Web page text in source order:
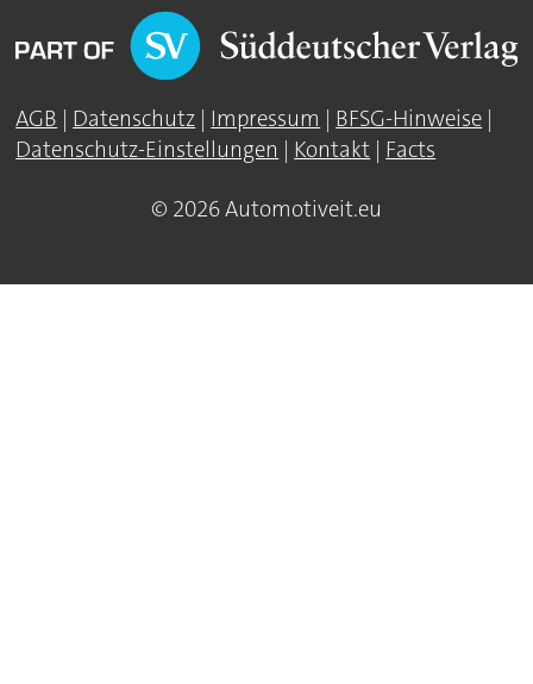
AGB | Datenschutz | Impressum | BFSG-Hinweise |
Datenschutz-Einstellungen | Kontakt | Facts
© 2026 Automotiveit.eu